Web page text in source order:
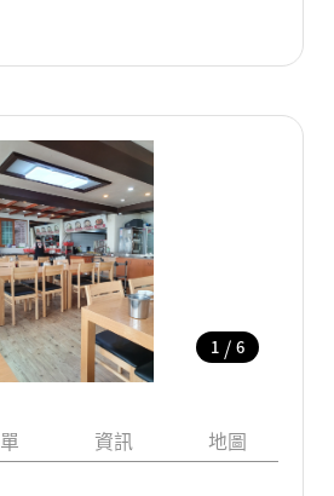
1 / 6
資訊 地圖